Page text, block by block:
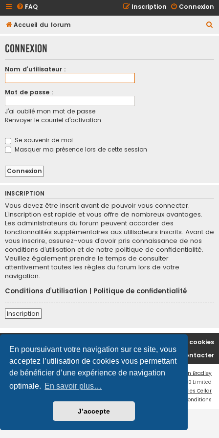
En poursuivant votre navigation sur ce site, vous
acceptez l’utilisation de cookies vous permettant
de bénéficier d’une expérience de navigation
optimale. En savoir plus…
J’accepte
FAQ Connexion
Inscription
Accueil du forum
h
Connexion
Nom d’utilisateur :
Mot de passe :
J’ai oublié mon mot de passe
Renvoyer le courriel d’activation
Se souvenir de moi
Masquer ma présence lors de cette session
INSCRIPTION
Vous devez être inscrit avant de pouvoir vous connecter.
L’inscription est rapide et vous offre de nombreux avantages.
Les administrateurs du forum peuvent accorder des
fonctionnalités supplémentaires aux utilisateurs inscrits. Avant de
vous inscrire, assurez-vous d’avoir pris connaissance de nos
conditions d’utilisation et de notre politique de confidentialité.
Veuillez également prendre le temps de consulter
attentivement toutes les règles du forum lors de votre
navigation.
Conditions d’utilisation
Politique de confidentialité
Inscription
Supprimer les cookies
Nous contacter
Flat Style by
Ian Bradley
Développé par
® Forum Software © phpBB Limited
Traduction française officielle
Miles Cellar
Conditions